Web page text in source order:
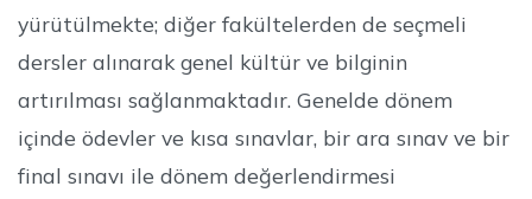
yürütülmekte; diğer fakültelerden de seçmeli
dersler alınarak genel kültür ve bilginin
artırılması sağlanmaktadır. Genelde dönem
içinde ödevler ve kısa sınavlar, bir ara sınav ve bir
final sınavı ile dönem değerlendirmesi